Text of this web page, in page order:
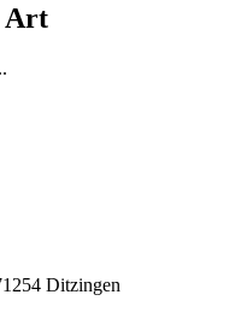
Art
Ditzingen